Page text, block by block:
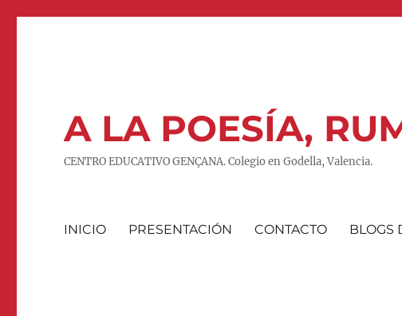
A LA POESÍA,
CENTRO EDUCATIVO GENÇANA. Colegio en Godella, Valencia.
INICIO PRESENTACIÓN CONTACTO BLOGS